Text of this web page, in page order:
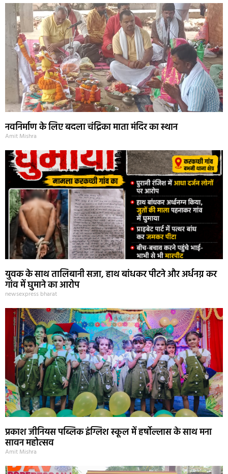
नवनिर्माण के लिए बदला चंद्रिका माता मंदिर का स्थान
Amit Mishra
युवक के साथ तालिबानी सजा, हाथ बांधकर पीटने और अर्धनग्न कर
गांव में घुमाने का आरोप
newsexpress bharat
प्रकाश जीनियस पब्लिक इंग्लिश स्कूल में हर्षोल्लास के साथ मना
सावन महोत्सव
Amit Mishra